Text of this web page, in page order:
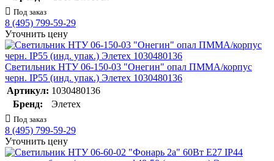
Под заказ
8 (495) 799-59-29
Уточнить цену
Светильник НТУ 06-150-03 "Онегин" опал ПММА/корпус
черн. IP55 (инд. упак.) Элетех 1030480136
Артикул: 1030480136
Бренд:
Элетех
Под заказ
8 (495) 799-59-29
Уточнить цену